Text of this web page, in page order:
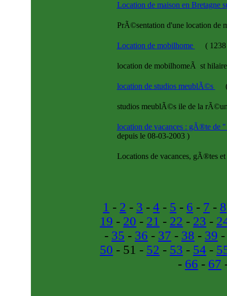
Location de maison en Bretagne
PrÃ©sentation d'une location de
Location de mobilhome (1238
location de mobilhomeÃ st
location de studios meublÃ©s
studios meublÃ©s ile de la
location de vacances : gÃ®te de
depuis le 08-03-2003 )
Locations de vacances, gÃ®tes
1 - 2 - 3 - 4 - 5 - 6 - 7 - 8
19 - 20 - 21 - 22 - 23 -
- 35 - 36 - 37 - 38 - 39
50 - 51 - 52 - 53 - 54 -
- 66 - 67